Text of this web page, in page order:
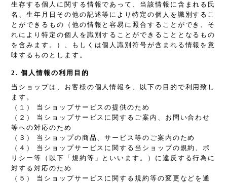
生存する個人に関する情報であって、当該情報に含まれる氏
名、生年月日その他の記述等により特定の個人を識別するこ
とができるもの（他の情報と容易に照合することができ、そ
れにより特定の個人を識別することができることとなるもの
を含みます。）、もしくは個人識別符号が含まれる情報を意
味するものとします。
2. 個人情報の利用目的
当ショップは、お客様の個人情報を、以下の目的で利用致し
ます。
（１） 当ショップサービスの提供のため
（２） 当ショップサービスに関するご案内、お問い合わせ
等への対応のため
（３） 当ショップの商品、サービス等のご案内のため
（４） 当ショップサービスに関する当ショップの規約、ポ
リシー等（以下「規約等」といいます。）に違反する行為に
対する対応のため
（５） 当ショップサービスに関する規約等の変更などを通